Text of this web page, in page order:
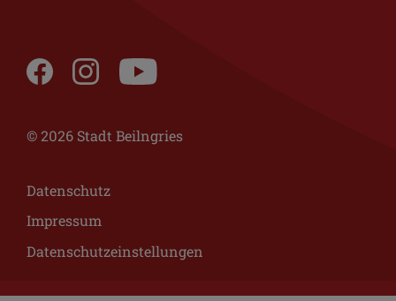
© 2026 Stadt Beilngries
Datenschutz
Impressum
Datenschutzeinstellungen